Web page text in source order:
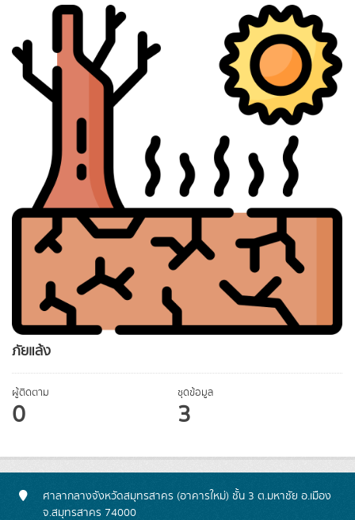
ภัยแล้ง
ผู้ติดตาม
0
ชุดข้อมูล
3
ศาลากลางจังหวัดสมุทรสาคร (อาคารใหม่) ชั้น 3 ต.มหาชัย อ.เมือง
จ.สมุทรสาคร 74000